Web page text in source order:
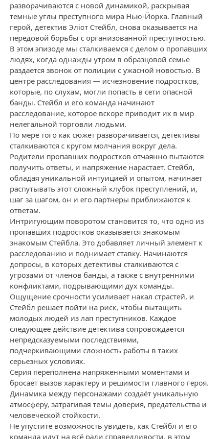
разворачиваются с новой динамикой, раскрывая
темные углы преступного мира Нью-Йорка. Главный
герой, детектив Эліот Стейбл, снова оказывается на
передовой борьбы с организованной преступностью.
В этом эпизоде мы сталкиваемся с делом о пропавших
людях, когда однажды утром в образцовой семье
раздается звонок от полиции с ужасной новостью. В
центре расследования — исчезновение подростков,
которые, по слухам, могли попасть в сети опасной
банды. Стейбл и его команда начинают
расследование, которое вскоре приводит их в мир
нелегальной торговли людьми.
По мере того как сюжет разворачивается, детективы
сталкиваются с кругом молчания вокруг дела.
Родители пропавших подростков отчаянно пытаются
получить ответы, и напряжение нарастает. Стейбл,
обладая уникальной интуицией и опытом, начинает
распутывать этот сложный клубок преступлений, и,
шаг за шагом, он и его партнеры приближаются к
ответам.
Интригующим поворотом становится то, что одно из
пропавших подростков оказывается знакомым
знакомым Стейбла. Это добавляет личный элемент к
расследованию и поднимает ставку. Начинаются
допросы, в которых детективы сталкиваются с
угрозами от членов банды, а также с внутренними
конфликтами, подрывающими дух команды.
Ощущение срочности усиливает накал страстей, и
Стейбл решает пойти на риск, чтобы вытащить
молодых людей из лап преступников. Каждое
следующее действие детектива сопровождается
непредсказуемыми последствиями,
подчеркивающими сложность работы в таких
серьезных условиях.
Серия переполнена напряженными моментами и
бросает вызов характеру и решимости главного героя.
Динамика между персонажами создаёт уникальную
атмосферу, затрагивая темы доверия, предательства и
человеческой стойкости.
Не упустите возможность увидеть, как Стейбл и его
команда идут на всё ради справедливости, в этом